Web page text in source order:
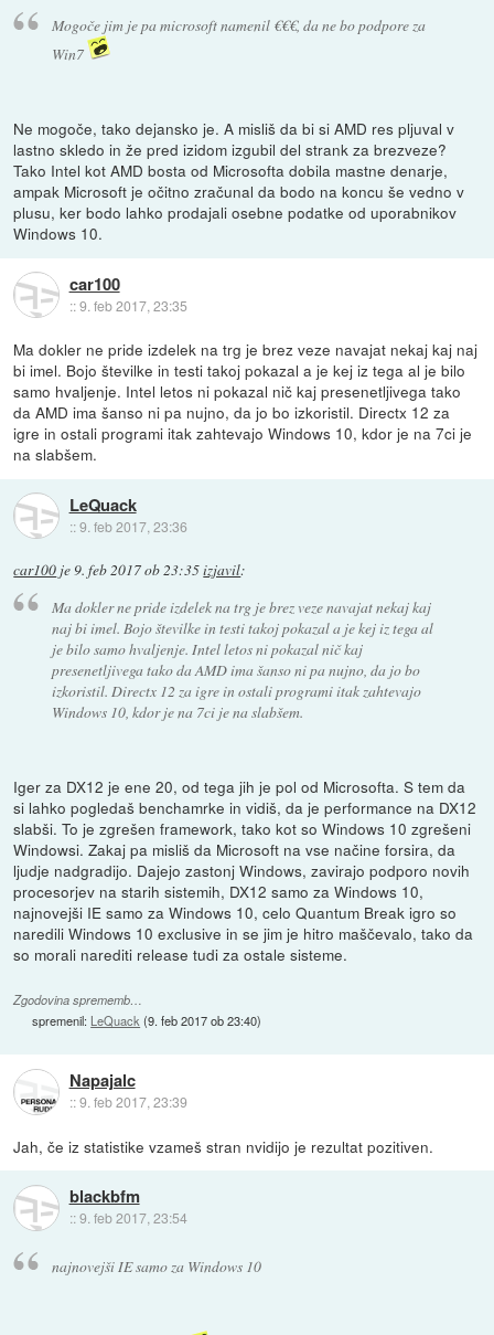
Mogoče jim je pa microsoft namenil €€€, da ne bo podpore za
Win7
Ne mogoče, tako dejansko je. A misliš da bi si AMD res pljuval v
lastno skledo in že pred izidom izgubil del strank za brezveze?
Tako Intel kot AMD bosta od Microsofta dobila mastne denarje,
ampak Microsoft je očitno zračunal da bodo na koncu še vedno v
plusu, ker bodo lahko prodajali osebne podatke od uporabnikov
Windows 10.
car100
::9. feb 2017, 23:35
Ma dokler ne pride izdelek na trg je brez veze navajat nekaj kaj naj
bi imel. Bojo številke in testi takoj pokazal a je kej iz tega al je bilo
samo hvaljenje. Intel letos ni pokazal nič kaj presenetljivega tako
da AMD ima šanso ni pa nujno, da jo bo izkoristil. Directx 12 za
igre in ostali programi itak zahtevajo Windows 10, kdor je na 7ci je
na slabšem.
LeQuack
::9. feb 2017, 23:36
car100 je9. feb 2017 ob 23:35izjavil:
Ma dokler ne pride izdelek na trg je brez veze navajat nekaj kaj
naj bi imel. Bojo številke in testi takoj pokazal a je kej iz tega al
je bilo samo hvaljenje. Intel letos ni pokazal nič kaj
presenetljivega tako da AMD ima šanso ni pa nujno, da jo bo
izkoristil. Directx 12 za igre in ostali programi itak zahtevajo
Windows 10, kdor je na 7ci je na slabšem.
Iger za DX12 je ene 20, od tega jih je pol od Microsofta. S tem da
si lahko pogledaš benchamrke in vidiš, da je performance na DX12
slabši. To je zgrešen framework, tako kot so Windows 10 zgrešeni
Windowsi. Zakaj pa misliš da Microsoft na vse načine forsira, da
ljudje nadgradijo. Dajejo zastonj Windows, zavirajo podporo novih
procesorjev na starih sistemih, DX12 samo za Windows 10,
najnovejši IE samo za Windows 10, celo Quantum Break igro so
naredili Windows 10 exclusive in se jim je hitro maščevalo, tako da
so morali narediti release tudi za ostale sisteme.
Zgodovina sprememb…
spremenil: LeQuack (9. feb 2017 ob 23:40)
Napajalc
::9. feb 2017, 23:39
Jah, če iz statistike vzameš stran nvidijo je rezultat pozitiven.
blackbfm
::9. feb 2017, 23:54
najnovejši IE samo za Windows 10